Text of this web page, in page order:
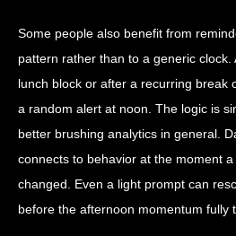
Some people also benefit from
pattern rather than to a generic clock.
lunch block or after a recurring break
a random alert at noon. The logic is
better brushing analytics in general.
connects to behavior at the moment
changed. Even a light prompt can
before the afternoon momentum fully